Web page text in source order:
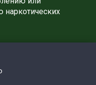
наркотических